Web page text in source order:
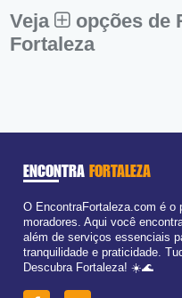
Veja
opções de
Fortaleza
ENCONTRA FORTALEZA
O EncontraFortaleza.com é o
moradores. Aqui você
além de serviços essenciais
tranquilidade e praticidade.
Descubra Fortaleza! ☀️🌊